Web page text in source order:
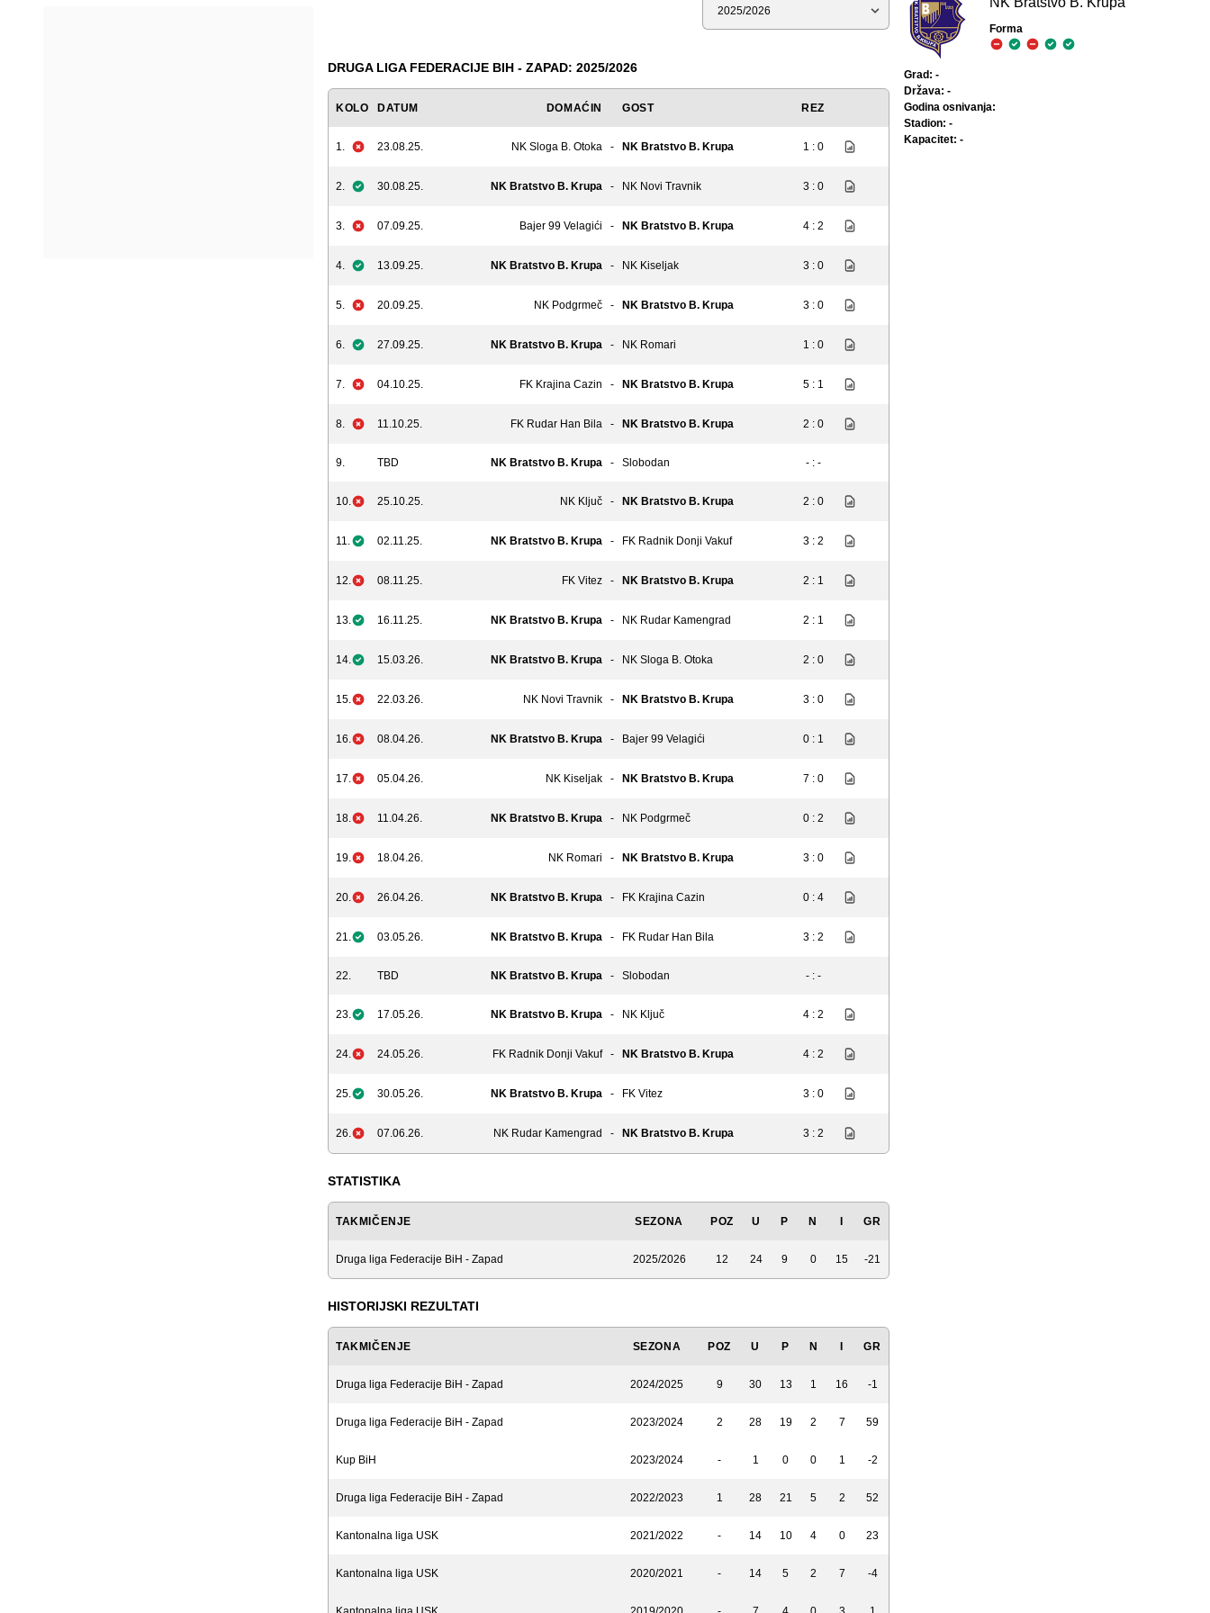
DRUGA LIGA FEDERACIJE BIH - ZAPAD: 2025/2026
KOLO DATUM DOMAĆIN GOST REZ
1. 23.08.25. NK Sloga B. Otoka - NK Bratstvo B. Krupa 1 : 0
2. 30.08.25. NK Bratstvo B. Krupa - NK Novi Travnik 3 : 0
3. 07.09.25. Bajer 99 Velagići - NK Bratstvo B. Krupa 4 : 2
4. 13.09.25. NK Bratstvo B. Krupa - NK Kiseljak 3 : 0
5. 20.09.25. NK Podgrmeč - NK Bratstvo B. Krupa 3 : 0
6. 27.09.25. NK Bratstvo B. Krupa - NK Romari 1 : 0
7. 04.10.25. FK Krajina Cazin - NK Bratstvo B. Krupa 5 : 1
8. 11.10.25. FK Rudar Han Bila - NK Bratstvo B. Krupa 2 : 0
9. TBD NK Bratstvo B. Krupa - Slobodan - : -
10. 25.10.25. NK Ključ - NK Bratstvo B. Krupa 2 : 0
11. 02.11.25. NK Bratstvo B. Krupa - FK Radnik Donji Vakuf 3 : 2
12. 08.11.25. FK Vitez - NK Bratstvo B. Krupa 2 : 1
13. 16.11.25. NK Bratstvo B. Krupa - NK Rudar Kamengrad 2 : 1
14. 15.03.26. NK Bratstvo B. Krupa - NK Sloga B. Otoka 2 : 0
15. 22.03.26. NK Novi Travnik - NK Bratstvo B. Krupa 3 : 0
16. 08.04.26. NK Bratstvo B. Krupa - Bajer 99 Velagići 0 : 1
17. 05.04.26. NK Kiseljak - NK Bratstvo B. Krupa 7 : 0
18. 11.04.26. NK Bratstvo B. Krupa - NK Podgrmeč 0 : 2
19. 18.04.26. NK Romari - NK Bratstvo B. Krupa 3 : 0
20. 26.04.26. NK Bratstvo B. Krupa - FK Krajina Cazin 0 : 4
21. 03.05.26. NK Bratstvo B. Krupa - FK Rudar Han Bila 3 : 2
22. TBD NK Bratstvo B. Krupa - Slobodan - : -
23. 17.05.26. NK Bratstvo B. Krupa - NK Ključ 4 : 2
24. 24.05.26. FK Radnik Donji Vakuf - NK Bratstvo B. Krupa 4 : 2
25. 30.05.26. NK Bratstvo B. Krupa - FK Vitez 3 : 0
26. 07.06.26. NK Rudar Kamengrad - NK Bratstvo B. Krupa 3 : 2
STATISTIKA
TAKMIČENJE SEZONA POZ U P N GR
Druga liga Federacije BiH - Zapad 2025/2026 12 24 9 0 15 -21
HISTORIJSKI REZULTATI
TAKMIČENJE SEZONA POZ U P N GR
Druga liga Federacije BiH - Zapad 2024/2025 9 30 13 1 16 -1
Druga liga Federacije BiH - Zapad 2023/2024 2 28 19 2 7 59
Kup BiH 2023/2024 - 1 0 0 1 -2
Druga liga Federacije BiH - Zapad 2022/2023 1 28 21 5 2 52
Kantonalna liga USK 2021/2022 - 14 10 4 0 23
Kantonalna liga USK 2020/2021 - 14 5 2 7 -4
Forma
Grad: -
Država: -
Godina osnivanja:
Stadion: -
Kapacitet: -